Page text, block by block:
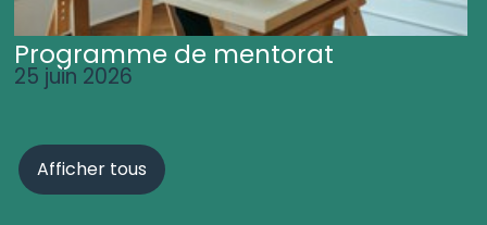
Programme de mentorat
25 juin 2026
Afficher tous